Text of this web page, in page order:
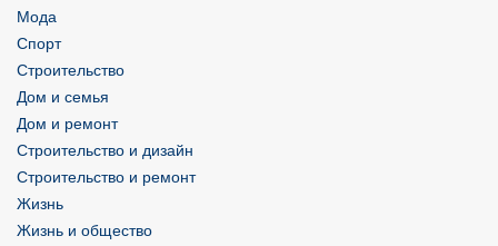
Мода
Спорт
Строительство
Дом и семья
Дом и ремонт
Строительство и дизайн
Строительство и ремонт
Жизнь
Жизнь и общество